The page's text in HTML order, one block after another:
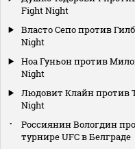
Fight Night
Власто Сепо против
Night
Ноа Гуньон против
Night
Людовит Клайн против
Night
Россиянин Вологдин
турнире UFC в Белграде